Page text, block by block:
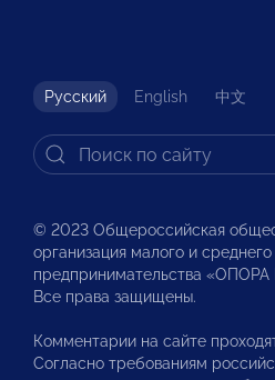
Русский English 中文
© 2023 Общероссийская
организация малого и среднего
предпринимательства
Все права защищены.
Комментарии на сайте
Согласно требованиям